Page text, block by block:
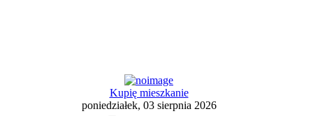
Kupię mieszkanie
poniedziałek, 03 sierpnia 2026